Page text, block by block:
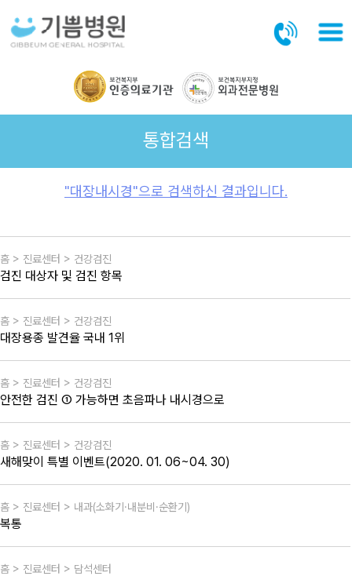
통합검색
"대장내시경"으로 검색하신 결과입니다.
홈 > 진료센터 > 건강검진
검진 대상자 및 검진 항목
홈 > 진료센터 > 건강검진
대장용종 발견율 국내 1위
홈 > 진료센터 > 건강검진
안전한 검진 ① 가능하면 초음파나 내시경으로
홈 > 진료센터 > 건강검진
새해맞이 특별 이벤트(2020. 01. 06~04. 30)
홈 > 진료센터 > 내과(소화기·내분비·순환기)
복통
홈 > 진료센터 > 담석센터